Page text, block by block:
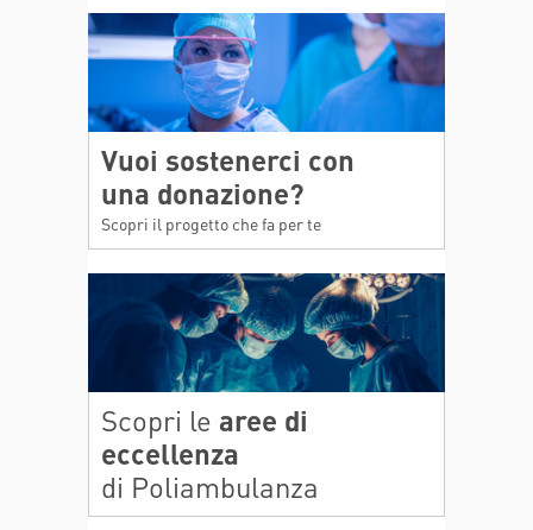
Vuoi sostenerci con
una donazione?
Scopri il progetto che fa per te
Scopri le aree di
eccellenza
di Poliambulanza